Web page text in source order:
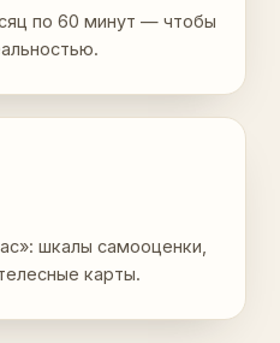
по 60 минут — чтобы
шкалы самооценки,
карты.